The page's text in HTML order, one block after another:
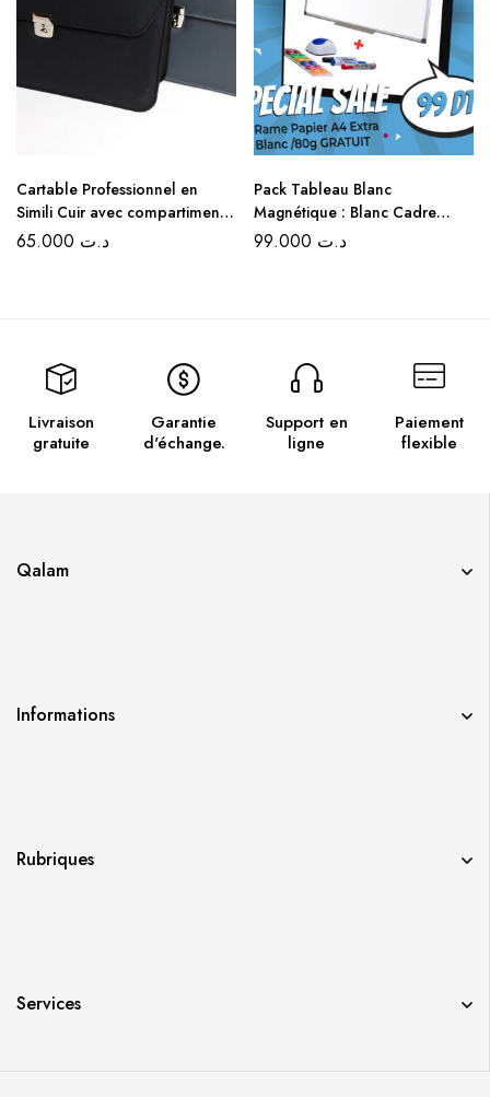
Cartable Professionnel en
Simili Cuir avec compartiments
– Noir et Gris
د.ت
Pack Tableau Blanc
Magnétique : Blanc Cadre
Aluminium 60×90 CM + Rame
د.ت
Livraison
gratuite
Garantie
d'échange.
Support en
ligne
Paiement
flexible
Qalam
Informations
Rubriques
Services